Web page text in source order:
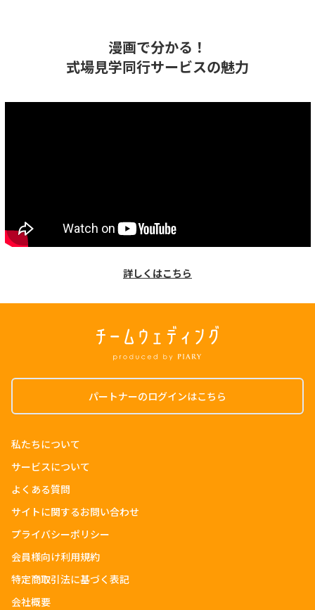
漫画で分かる！
式場見学同行サービスの魅力
詳しくはこちら
パートナーのログインはこちら
私たちについて
サービスについて
よくある質問
サイトに関するお問い合わせ
プライバシーポリシー
会員様向け利用規約
特定商取引法に基づく表記
会社概要